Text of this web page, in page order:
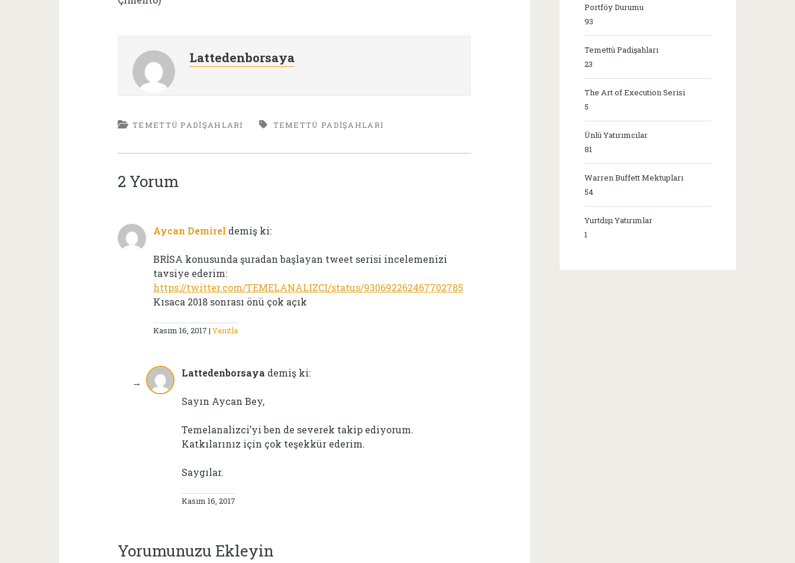
Lattedenborsaya
TEMETTÜ PADIŞAHLARI TEMETTÜ PADIŞAHLARI
2 Yorum
Aycan Demirel demiş ki:
BRİSA konusunda şuradan başlayan tweet serisi incelemenizi
tavsiye ederim:
https://twitter.com/TEMELANALIZCI/status/930692262467702785
Kısaca 2018 sonrası önü çok açık
Kasım 16, 2017 Yanıtla
Lattedenborsaya demiş ki:
Sayın Aycan Bey,
Temelanalizci’yi ben de severek takip ediyorum.
Katkılarınız için çok teşekkür ederim.
Saygılar.
Kasım 16, 2017
Yorumunuzu Ekleyin
Portföy Durumu
93
Temettü Padişahları
23
The Art of Execution Serisi
5
Ünlü Yatırımcılar
81
Warren Buffett Mektupları
54
Yurtdışı Yatırımlar
1